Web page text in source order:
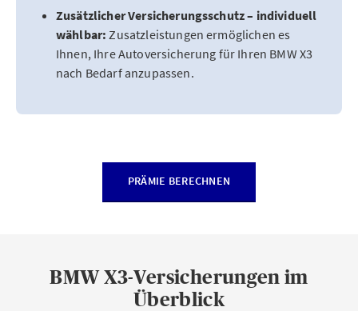
Zusätzlicher Versicherungsschutz – individuell
wählbar: Zusatzleistungen ermöglichen es
Ihnen, Ihre Autoversicherung für Ihren BMW X3
nach Bedarf anzupassen.
PRÄMIE BERECHNEN
BMW X3-Versicherungen im
Überblick